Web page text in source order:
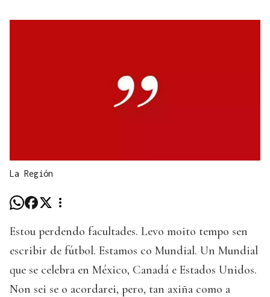
La Región
Estou perdendo facultades. Levo moito tempo sen
escribir de fútbol. Estamos co Mundial. Un Mundial
que se celebra en México, Canadá e Estados Unidos.
Non sei se o acordarei, pero, tan axiña como a